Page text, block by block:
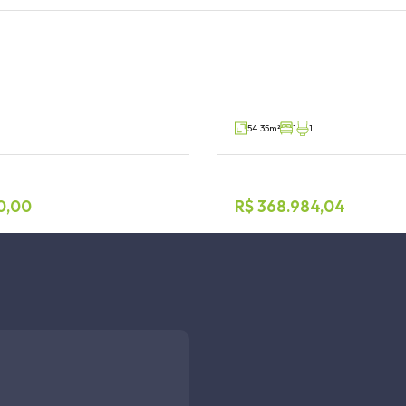
54.35m² 1 1
R$ 368.984,04